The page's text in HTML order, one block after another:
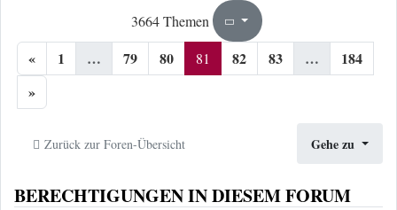
3664 Themen Seite81
« 1 … 79 80 81 82 83 …
184
»
Zurück zur Foren-Übersicht Gehe zu
BERECHTIGUNGEN IN DIESEM FORUM